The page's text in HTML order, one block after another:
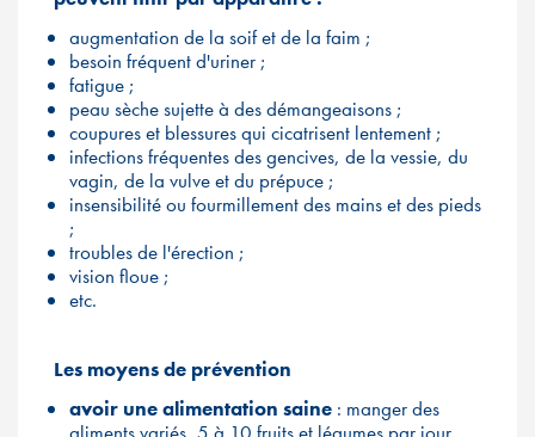
augmentation de la soif et de la faim ;
besoin fréquent d'uriner ;
fatigue ;
peau sèche sujette à des démangeaisons ;
coupures et blessures qui cicatrisent lentement ;
infections fréquentes des gencives, de la vessie, du
vagin, de la vulve et du prépuce ;
insensibilité ou fourmillement des mains et des pieds
;
troubles de l'érection ;
vision floue ;
etc.
Les moyens de prévention
avoir une alimentation saine : manger des